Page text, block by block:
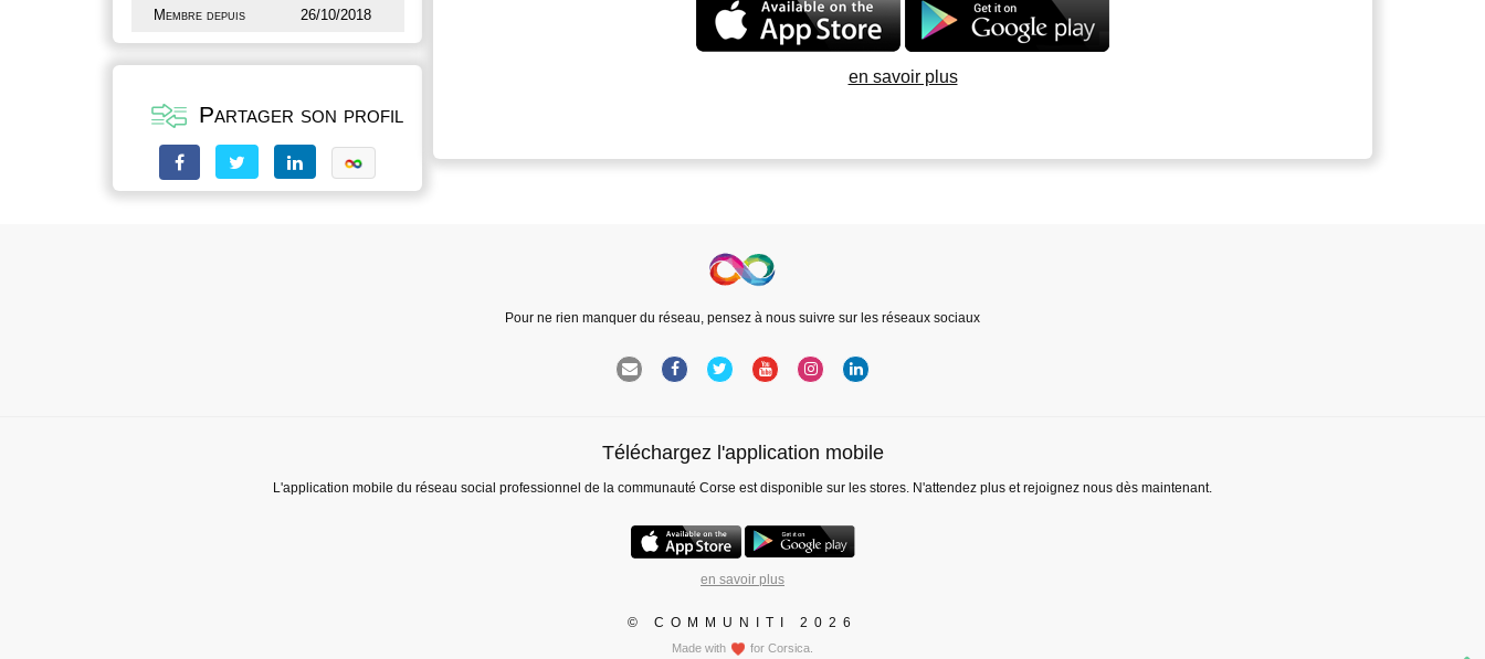
Membre depuis 26/10/2018
Partager son profil
en savoir plus
Pour ne rien manquer du réseau, pensez à nous suivre sur les réseaux sociaux
Téléchargez l'application mobile
L'application mobile du réseau social professionnel de la communauté Corse est disponible sur les stores. N'attendez plus et rejoignez nous dès maintenant.
en savoir plus
© COMMUNITI 2026
Made with for Corsica.